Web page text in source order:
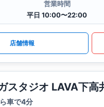
営業時間
平日 10:00〜22:00
店舗情報
スタジオ LAVA下高
車で4分